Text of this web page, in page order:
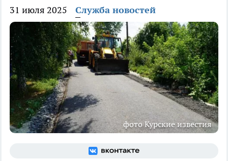
31 июля 2025 Служба новостей
фото Курские известия